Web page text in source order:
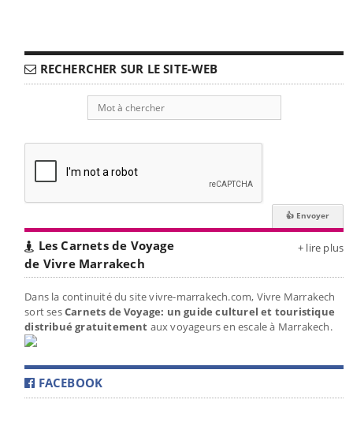
RECHERCHER SUR LE SITE-WEB
Les Carnets de Voyage
de Vivre Marrakech
+ lire plus
Dans la continuité du site vivre-marrakech.com, Vivre Marrakech
sort sesCarnets de Voyage: un guide culturel et touristique
distribué gratuitement aux voyageurs en escale à Marrakech.
FACEBOOK